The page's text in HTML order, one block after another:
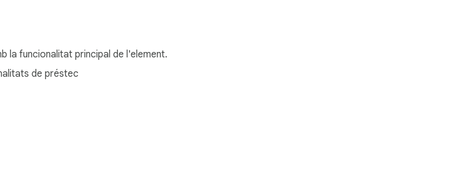
la funcionalitat principal de l'element.
de préstec